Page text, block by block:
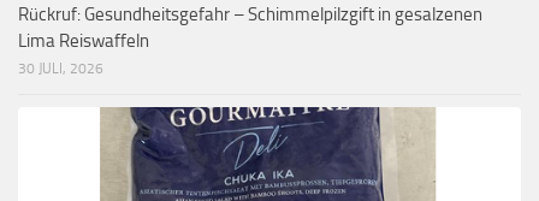
Rückruf: Gesundheitsgefahr – Schimmelpilzgift in gesalzenen
Lima Reiswaffeln
30 JULI, 2026